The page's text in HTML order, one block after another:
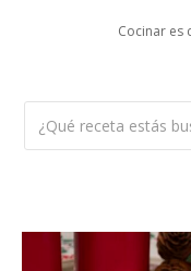
Cocinar es